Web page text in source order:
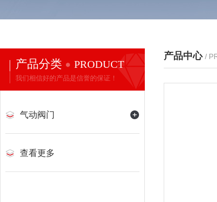
产品分类 PRODUCT
我们相信好的产品是信誉的保证！
气动阀门
查看更多
产品中心 /